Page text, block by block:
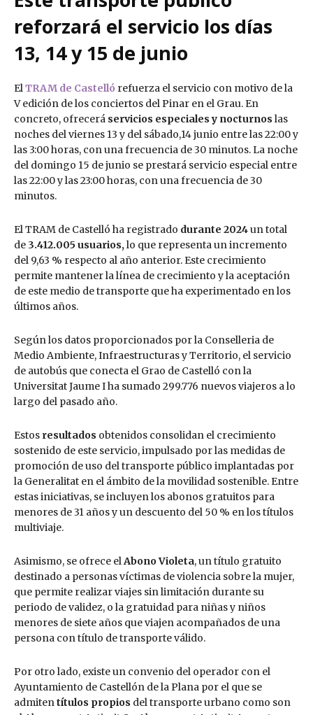
reforzará el servicio los días
13, 14 y 15 de junio
ElTRAM de Castelló refuerza el servicio con motivo de la
V edición de los conciertos del Pinar en el Grau. En
concreto, ofrecerá servicios especiales y nocturnos las
noches del viernes 13 y del sábado,14 junio entre las 22:00 y
las 3:00 horas, con una frecuencia de 30 minutos. La noche
del domingo 15 de junio se prestará servicio especial entre
las 22:00 y las 23:00 horas, con una frecuencia de 30
minutos.
El TRAM de Castelló ha registrado durante 2024un total
de 3.412.005 usuarios,lo que representa un incremento
del 9,63 % respecto al año anterior. Este crecimiento
permite mantener la línea de crecimiento y la aceptación
de este medio de transporte que ha experimentado en los
últimos años.
Según los datos proporcionados por la Conselleria de
Medio Ambiente, Infraestructuras y Territorio, el servicio
de autobús que conecta el Grao de Castelló con la
Universitat Jaume I ha sumado 299.776 nuevos viajeros a lo
largo del pasado año.
Estos resultados obtenidos consolidan el crecimiento
sostenido de este servicio, impulsado por las medidas de
promoción de uso del transporte público implantadas por
la Generalitat en el ámbito de la movilidad sostenible. Entre
estas iniciativas, se incluyen los abonos gratuitos para
menores de 31 años y un descuento del 50 % en los títulos
multiviaje.
Asimismo, se ofrece elAbono Violeta, un título gratuito
destinado a personas víctimas de violencia sobre la mujer,
que permite realizar viajes sin limitación durante su
periodo de validez, o la gratuidad para niñas y niños
menores de siete años que viajen acompañados de una
persona con título de transporte válido.
Por otro lado, existe un convenio del operador con el
Ayuntamiento de Castellón de la Plana por el que se
admitentítulos propios del transporte urbano como son